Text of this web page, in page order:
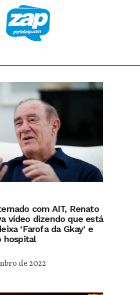
com AIT, Renato
vídeo dizendo que está
‘Farofa da Gkay’ e
hospital
de 2022